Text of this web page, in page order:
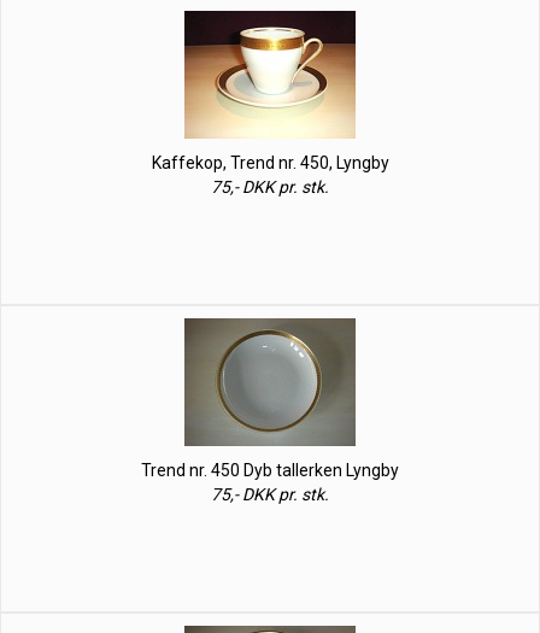
Kaffekop, Trend nr. 450, Lyngby
75,- DKK pr. stk.
Trend nr. 450 Dyb tallerken Lyngby
75,- DKK pr. stk.